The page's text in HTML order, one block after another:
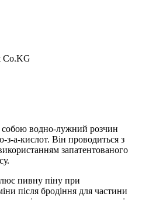
Co.KG
собою водно-лужний розчин
з-a-кислот. Він проводиться з
запатентованого
пивну піну при
після бродіння для частини